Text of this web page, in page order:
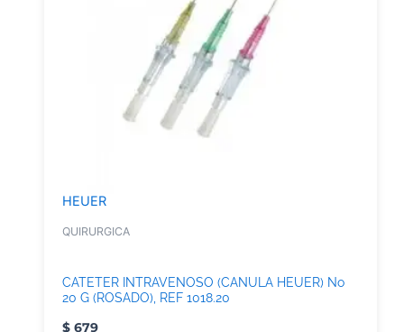
HEUER
QUIRURGICA
CATETER INTRAVENOSO (CANULA HEUER) No
20 G (ROSADO), REF 1018.20
$ 679